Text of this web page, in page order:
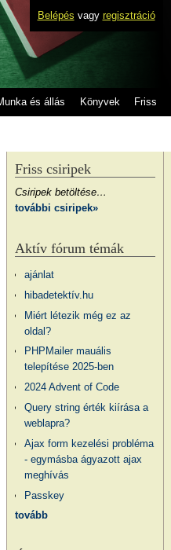
Belépés vagy regisztráció
és állás Könyvek Friss
Friss csiripek
Csiripek betöltése…
további csiripek»
Aktív fórum témák
ajánlat
hibadetektív.hu
Miért létezik még ez az
oldal?
PHPMailer mauális
telepítése 2025-ben
2024 Advent of Code
Query string érték kiírása a
weblapra?
Ajax form kezelési probléma
- egymásba ágyazott ajax
meghívás
Passkey
tovább